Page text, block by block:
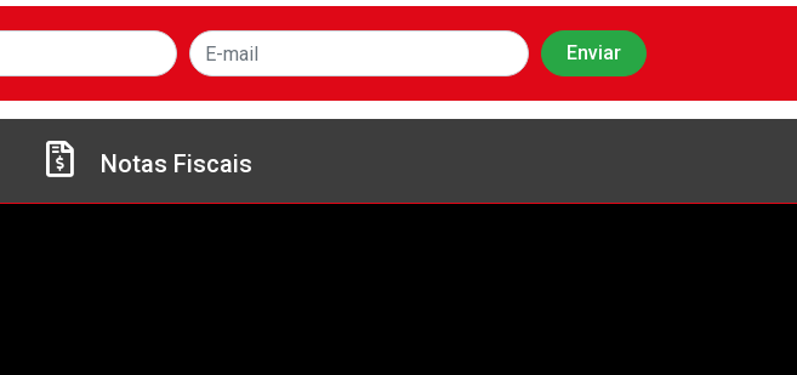
Notas Fiscais